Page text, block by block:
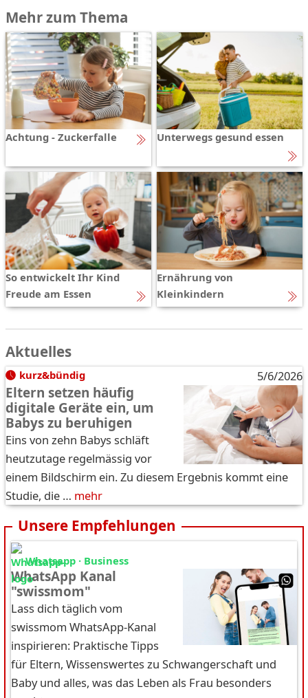
Mehr zum Thema
Achtung - Zuckerfalle Unterwegs gesund essen
So entwickelt Ihr Kind
Freude am Essen
Ernährung von
Kleinkindern
Aktuelles
kurz&bündig 5/6/2026
Eltern setzen häufig
digitale Geräte ein, um
Babys zu beruhigen
Eins von zehn Babys schläft
heutzutage regelmässig vor
einem Bildschirm ein. Zu diesem Ergebnis kommt eine
Studie, die … mehr
Unsere Empfehlungen
Whatsapp · Business
WhatsApp Kanal
"swissmom"
Lass dich täglich vom
swissmom WhatsApp-Kanal
inspirieren: Praktische Tipps
für Eltern, Wissenswertes zu Schwangerschaft und
Baby und alles, was das Leben als Frau besonders